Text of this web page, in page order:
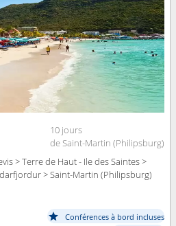
10 jours
de Saint-Martin (Philipsburg)
> Terre de Haut - Ile des Saintes >
> Saint-Martin (Philipsburg)
Conférences à bord incluses